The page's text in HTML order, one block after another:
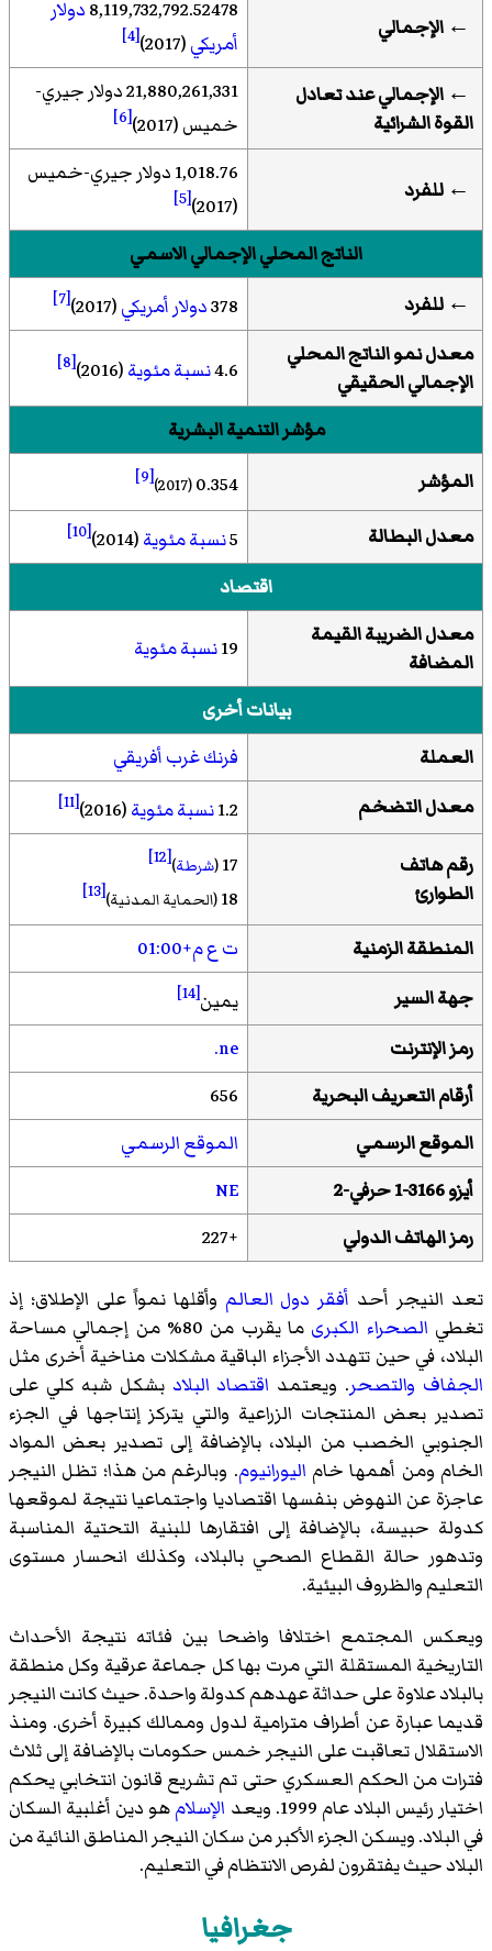
← الإجمالي
8,119,732,792.52478دولار
أمريكي(2017)
[4]
← الإجمالي عند تعادل
القوة الشرائية
21,880,261,331 دولار جيري-
خميس (2017)
[6]
← للفرد
1,018.76 دولار جيري-خميس
(2017)
[5]
الناتج المحلي الإجمالي الاسمي
← للفرد 378دولار أمريكي(2017)
[7]
معدل نمو الناتج المحلي
الإجمالي الحقيقي
4.6نسبة مئوية(2016)
[8]
مؤشر التنمية البشرية
المؤشر
0.354
(2017)
[9]
معدل البطالة 5نسبة مئوية(2014)
[10]
اقتصاد
معدل الضريبة القيمة
المضافة
19نسبة مئوية
بيانات أخرى
العملة
فرنك غرب أفريقي
معدل التضخم
1.2نسبة مئوية(2016)
[11]
رقم هاتف
الطوارئ
17
(شرطة)
[12]
18(الحماية المدنية)[13]
المنطقة الزمنية
ت ع م+01:00
جهة السير
يمين[14]
رمز الإنترنت
‎.ne‎
أرقام التعريف البحرية
656
الموقع الرسمي
الموقع الرسمي
أيزو 3166-1 حرفي-2
NE
رمز الهاتف الدولي
+227
تعد النيجر أحد أفقر دول العالم وأقلها نمواً على الإطلاق؛ إذ
تغطي الصحراء الكبرى
ما يقرب من 80% من إجمالي مساحة
البلاد، في حين تتهدد الأجزاء الباقية مشكلات مناخية أخرى مثل
الجفاف والتصحر. ويعتمد اقتصاد البلاد بشكل شبه كلي على
تصدير بعض المنتجات الزراعية والتي يتركز إنتاجها في الجزء
الجنوبي الخصب من البلاد، بالإضافة إلى تصدير بعض المواد
الخام ومن أهمها خام اليورانيوم. وبالرغم من هذا؛ تظل النيجر
عاجزة عن النهوض بنفسها اقتصاديا واجتماعيا نتيجة لموقعها
كدولة حبيسة، بالإضافة إلى افتقارها للبنية التحتية المناسبة
وتدهور حالة القطاع الصحي بالبلاد، وكذلك انحسار مستوى
التعليم والظروف البيئية.
ويعكس المجتمع اختلافا واضحا بين فئاته نتيجة الأحداث
التاريخية المستقلة التي مرت بها كل جماعة عرقية وكل منطقة
بالبلاد علاوة على حداثة عهدهم كدولة واحدة. حيث كانت النيجر
قديما عبارة عن أطراف مترامية لدول وممالك كبيرة أخرى. ومنذ
الاستقلال تعاقبت على النيجر خمس حكومات بالإضافة إلى ثلاث
فترات من الحكم العسكري حتى تم تشريع قانون انتخابي يحكم
اختيار رئيس البلاد عام 1999. ويعد
الإسلامهو دين أغلبية السكان
في البلاد. ويسكن الجزء الأكبر من سكان النيجر المناطق النائية من
البلاد حيث يفتقرون لفرص الانتظام في التعليم.
جغرافيا